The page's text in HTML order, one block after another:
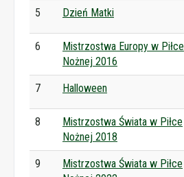
5 Dzień Matki
6
Mistrzostwa Europy w Piłce
Nożnej 2016
7 Halloween
8
Mistrzostwa Świata w Piłce
Nożnej 2018
9
Mistrzostwa Świata w Piłce